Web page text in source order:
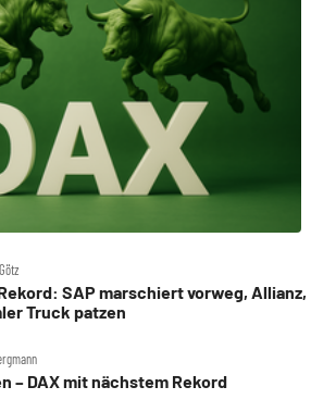
SAP marschiert vorweg, Allianz,
Truck patzen
– DAX mit nächstem Rekord